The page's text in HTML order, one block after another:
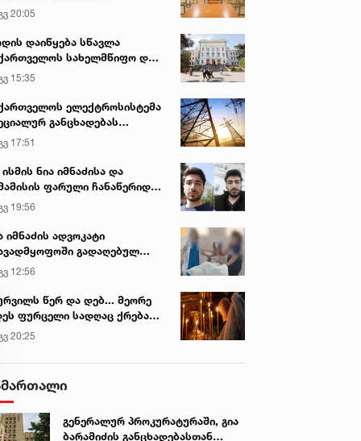
20:05
დაიწყება სწავლა
სახელმწიფო და
უნივერსიტეტებში
15:35
ელექტროსისტემა
განცხადებას
17:51
ნია იმნაძისა და
ფარული ჩანაწერიდან
ავალიანის მკვლელობის
19:56
იმნაძის ადვოკატი
გადაღებულ
ავრცელებს
12:56
წერ და დებ... მეორე
ფურცელი სადღაც ქრება
სურვილი სრულდება...“ -
ტაძარი შიდა
20:25
გენერალურ პროკურატურაში, გია
ბარამიძის განცხადებასთან